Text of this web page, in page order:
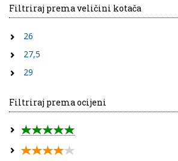
Filtriraj prema veličini kotača
26
27,5
29
Filtriraj prema ocijeni